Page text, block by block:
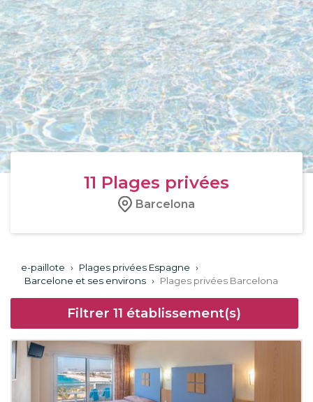
11 Plages privées
Barcelona
e-paillote › Plages privées Espagne ›
Barcelone et ses environs › Plages privées Barcelona
Filtrer11 établissement(s)